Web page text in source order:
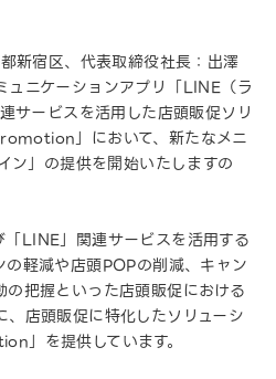
新宿区、代表取締役社長：出澤
ュニケーションアプリ「LINE（ラ
サービスを活用した店頭販促ソリ
」において、新たなメニ
ン」の提供を開始いたしますの
LINE」関連サービスを活用する
の軽減や店頭POPの削減、キャン
把握といった店頭販促における
店頭販促に特化したソリューシ
」を提供しています。